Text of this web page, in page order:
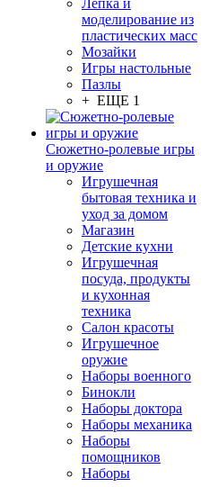
Лепка и
моделирование из
пластических масс
Мозайки
Игры настольные
Пазлы
+ ЕЩЕ 1
Сюжетно-ролевые игры
и оружие
Игрушечная
бытовая техника и
уход за домом
Магазин
Детские кухни
Игрушечная
посуда, продукты
и кухонная
техника
Салон красоты
Игрушечное
оружие
Наборы военного
Бинокли
Наборы доктора
Наборы механика
Наборы
помощников
Наборы